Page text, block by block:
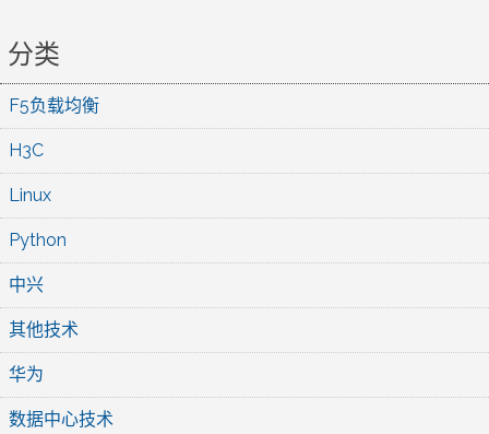
分类
F5负载均衡
H3C
Linux
Python
中兴
其他技术
华为
数据中心技术